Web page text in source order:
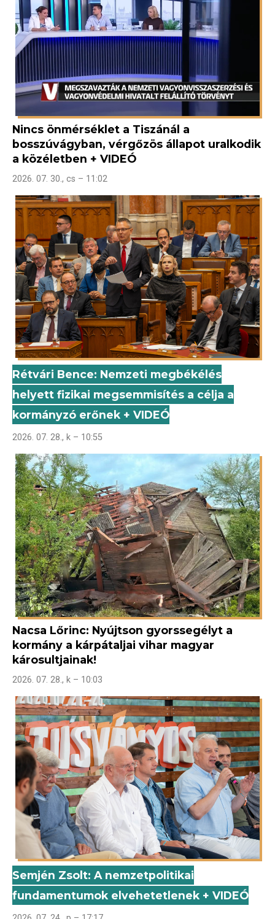
Nincs önmérséklet a Tiszánál a
bosszúvágyban, vérgőzös állapot uralkodik
a közéletben + VIDEÓ
2026. 07. 30., cs – 11:02
Rétvári Bence: Nemzeti megbékélés
helyett fizikai megsemmisítés a célja a
kormányzó erőnek + VIDEÓ
2026. 07. 28., k – 10:55
Nacsa Lőrinc: Nyújtson gyorssegélyt a
kormány a kárpátaljai vihar magyar
károsultjainak!
2026. 07. 28., k – 10:03
Semjén Zsolt: A nemzetpolitikai
fundamentumok elvehetetlenek + VIDEÓ